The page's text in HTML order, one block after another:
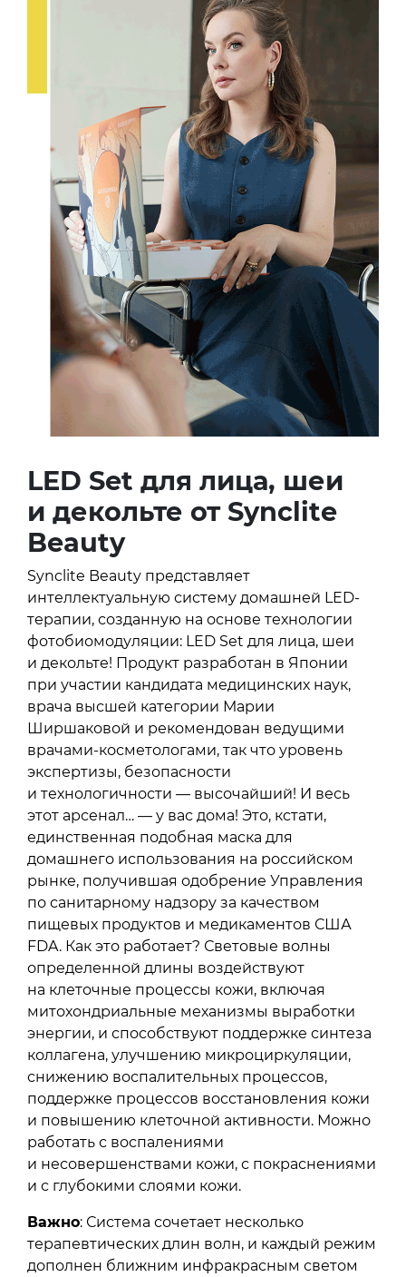
LED Set для лица, шеи
и декольте от Synclite
Beauty
Synclite Beauty представляет
интеллектуальную систему домашней LED-
терапии, созданную на основе технологии
фотобиомодуляции: LED Set для лица, шеи
и декольте! Продукт разработан в Японии
при участии кандидата медицинских наук,
врача высшей категории Марии
Ширшаковой и рекомендован ведущими
врачами-косметологами, так что уровень
экспертизы, безопасности
и технологичности — высочайший! И весь
этот арсенал… — у вас дома! Это, кстати,
единственная подобная маска для
домашнего использования на российском
рынке, получившая одобрение Управления
по санитарному надзору за качеством
пищевых продуктов и медикаментов США
FDA. Как это работает? Световые волны
определенной длины воздействуют
на клеточные процессы кожи, включая
митохондриальные механизмы выработки
энергии, и способствуют поддержке синтеза
коллагена, улучшению микроциркуляции,
снижению воспалительных процессов,
поддержке процессов восстановления кожи
и повышению клеточной активности. Можно
работать с воспалениями
и несовершенствами кожи, с покраснениями
и с глубокими слоями кожи.
Важно: Система сочетает несколько
терапевтических длин волн, и каждый режим
дополнен ближним инфракрасным светом